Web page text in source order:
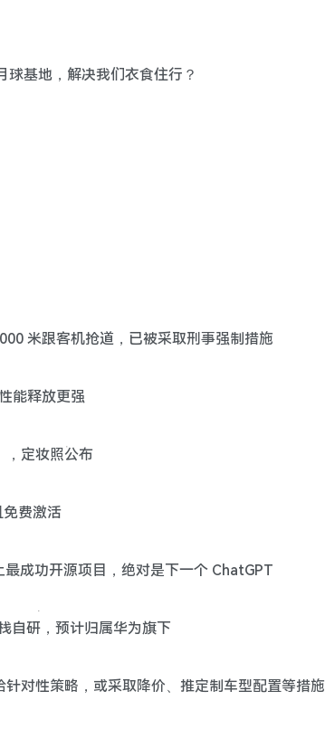
球基地，解决我们衣食住行？
米跟客机抢道，已被采取刑事强制措施
能释放更强
，定妆照公布
免费激活
成功开源项目，绝对是下一个 ChatGPT
自研，预计归属华为旗下
对性策略，或采取降价、推定制车型配置等措施